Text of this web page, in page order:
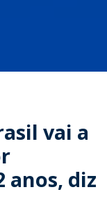
vai a
anos, diz